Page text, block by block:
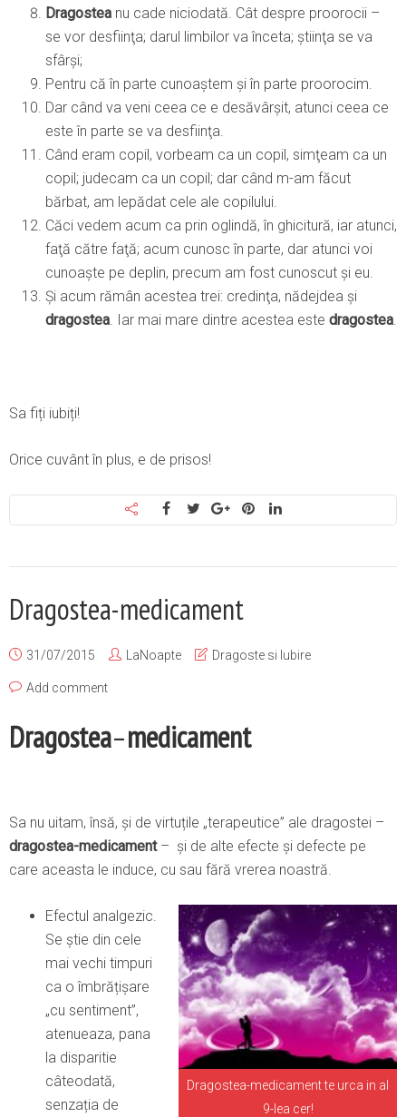
Dragostea nu cade niciodată. Cât despre proorocii –
se vor desfiinţa; darul limbilor va înceta; ştiinţa se va
sfârşi;
Pentru că în parte cunoaştem şi în parte proorocim.
Dar când va veni ceea ce e desăvârşit, atunci ceea ce
este în parte se va desfiinţa.
Când eram copil, vorbeam ca un copil, simţeam ca un
copil; judecam ca un copil; dar când m-am făcut
bărbat, am lepădat cele ale copilului.
Căci vedem acum ca prin oglindă, în ghicitură, iar atunci,
faţă către faţă; acum cunosc în parte, dar atunci voi
cunoaşte pe deplin, precum am fost cunoscut şi eu.
Şi acum rămân acestea trei: credinţa, nădejdea şi
dragostea. Iar mai mare dintre acestea este dragostea.
Sa fiți iubiți!
Orice cuvânt în plus, e de prisos!
Dragostea-medicament
31/07/2015 LaNoapte Dragoste si Iubire
Add comment
Dragostea–medicament
Sa nu uitam, însă, și de virtuțile „terapeutice” ale dragostei –
dragostea-medicament – și de alte efecte și defecte pe
care aceasta le induce, cu sau fără vrerea noastră.
Dragostea-medicament te urca in al
9-lea cer!
Efectul analgezic.
Se știe din cele
mai vechi timpuri
ca o îmbrățișare
„cu sentiment”,
atenueaza, pana
la disparitie
câteodată,
senzația de